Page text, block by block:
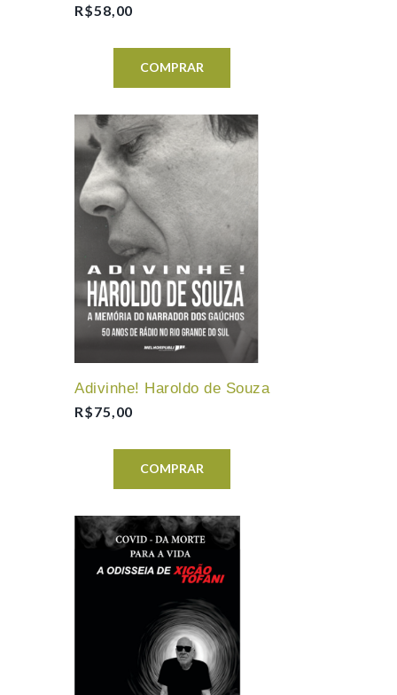
R$58,00
COMPRAR
Adivinhe! Haroldo de Souza
R$75,00
COMPRAR